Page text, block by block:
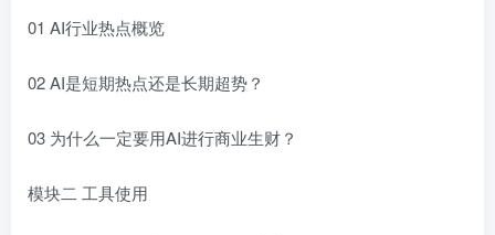
01 AI行业热点概览
02 AI是短期热点还是长期超势？
03 为什么一定要用AI进行商业生财？
模块二 工具使用